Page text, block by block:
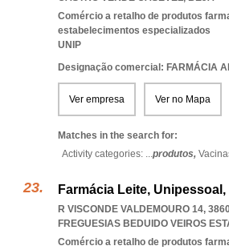
Comércio a retalho de produtos
estabelecimentos especializados
UNIP
Designação comercial: FARMÁCIA
Ver empresa Ver no Mapa
Matches in the search for:
Activity categories: ...produtos,
Farmácia Leite, Unipessoal,
R VISCONDE VALDEMOURO 14,
FREGUESIAS BEDUIDO VEIROS
Comércio a retalho de produtos